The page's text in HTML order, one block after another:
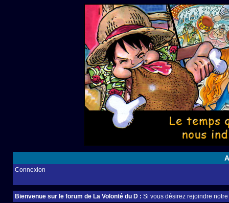
Connexion
Bienvenue sur le forum de La Volonté du D : Si vous désirez rejoindre